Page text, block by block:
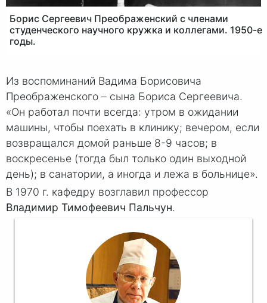
Борис Сергеевич Преображенский с членами
студенческого научного кружка и коллегами. 1950-е
годы.
Из воспоминаний Вадима Борисовича
Преображенского – сына Бориса Сергеевича.
«Он работал почти всегда: утром в ожидании
машины, чтобы поехать в клинику; вечером, если
возвращался домой раньше 8-9 часов; в
воскресенье (тогда был только один выходной
день); в санатории, а иногда и лежа в больнице».
В 1970 г. кафедру возглавил профессор
Владимир Тимофеевич Пальчун.